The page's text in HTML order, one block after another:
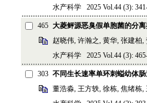
水产科学 2025 Vol.44 (3):
465 大菱鲆源恶臭假单胞菌的分
赵晓伟, 许瀚之, 黄华, 张建柏
水产科学 2025 Vol.44 (3):
303 不同生长速率单环刺螠幼体
董浩淼, 王方轶, 徐栋, 焦绪栋,